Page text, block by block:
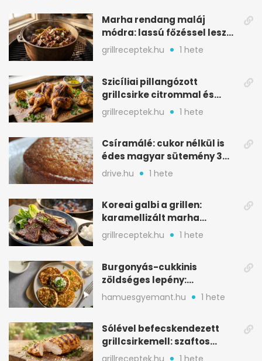
Marha rendang maláj
módra: lassú főzéssel lesz
igazán szaftos
grillreceptek.hu 1 hete
Szicíliai pillangózott
grillcsirke citrommal és
oregánóval
grillreceptek.hu 1 hete
Csíramálé: cukor nélkül is
édes magyar sütemény 3
alapanyagból
drive.hu 1 hete
Koreai galbi a grillen:
karamellizált marha
rövidborda gyorsan
grillreceptek.hu 1 hete
Burgonyás-cukkinis
zöldséges lepény:
aranybarna, szaftos, hús
nélkül is
hamuesgyemant.hu 1 hete
Sólével befecskendezett
grillcsirkemell: szaftos
marad, nem szárad ki
grillreceptek.hu 1 hete